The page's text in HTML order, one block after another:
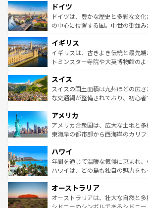
せる。地方によって風土や気候が異
性で訪れる人を
ンテンツ一覧を参照してほしい。
で、幅広い魅力が詰まっている。華
聖堂、美しいビーチ、そして豊か
から魅了する。また、フランスは
いる。シャンパンの発祥地であるラ
香り高いラベンダー畑など、多彩
らに、パリ以外の地域にも魅力が
れる地方に足を運ぶとそれぞれで全
きるだろう。 なお、新着のフラ
を参照してほしい。
ドイツ
ドイツは、豊かな歴史と多彩な文
の中心に位置する国。中世の街並
顔を持つこの国は、どこを歩いても
ルリンの文化的活気、バイエルン
してライン川沿いのワイン畑とい
は、お酒好きな人にはぜひ体験してほしい。 な
ドイツ情報はコンテンツ一覧を参
イギリス
イギリスは、古きよき伝統と最先
トミンスター寺院や大英博物館の
リアごとに異なる魅力がある。また
ティー、ビール好きにはたまらな
戦など、本場だからこそできる体
ンツ一覧を参照してほしい。
スイス
スイスの国土面積は九州ほどの広
な交通網が整備されており、初心
の建物がそのまま残る町や、スイス
博物館もあり、アルプス観光だけで
ことができる。国民の所得が高い
ば市内交通費無料で観光を楽しむこともで
着のスイス情報はコンテンツ一覧
アメリカ
アメリカ合衆国は、広大な土地と多
東海岸の都市部から西海岸のカリ
のような巨大都市は、観光、ショッ
ンメントが詰まった刺激的なスポ
西部には大自然が広がり、グラン
部のニューオーリンズでは、音楽と
文化が魅力。旅行者はアメリカの各
しみながら、その多様性と豊かな
ハワイ
年間を通じて温暖な気候に恵まれ
ハワイは、どの島も独自の魅力を
ワイ島は見逃せない。また、定番の
島だが、静かな自然を求めるならマ
おすすめ。エメラルドグリーンに
オーストラリア
オーストラリアは、壮大な自然と多
シドニーのシンボルであるシドニ